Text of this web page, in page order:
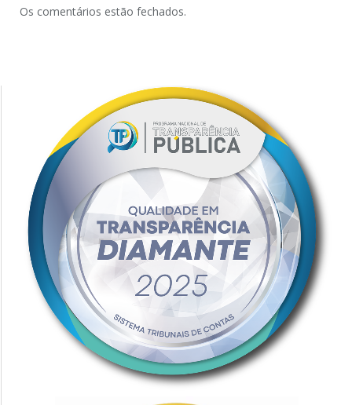
Os comentários estão fechados.